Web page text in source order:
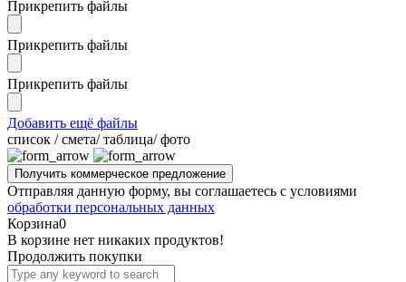
Прикрепить файлы
Прикрепить файлы
Прикрепить файлы
Добавить ещё файлы
cписок / смета/ таблица/ фото
Отправляя данную форму, вы соглашаетесь с условиями
обработки персональных данных
Корзина0
В корзине нет никаких продуктов!
Продолжить покупки